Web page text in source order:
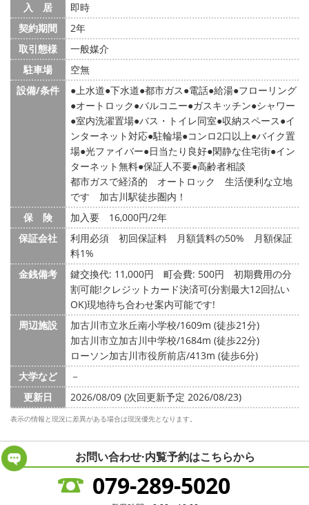
入 居
即時
契約期間
2年
取引態様
一般媒介
駐車場
空無
設備/条件
上水道 下水道 都市ガス 電話 給湯 フローリング
オートロック バルコニー ガスキッチン シャワー
室内洗濯置場 バス・トイレ同室 収納スペース イ
ンターネット対応 駐輪場 コンロ2口以上 バイク置
場 光ファイバー 日当たり良好 閑静な住宅街 イン
ターネット無料 保証人不要 高齢者相談
都市ガスで経済的 オートロック 生活便利な立地
です 加古川駅徒歩圏内！
保 険
加入要 16,000円/2年
保証会社
利用必須 初回保証料 月額賃料の50% 月額保証
料1%
金銭備考
鍵交換代: 11,000円 町会費: 500円
初期費用の分
割可能!クレジットカード決済可(分割最大12回払い
OK)現地待ち合わせ案内可能です!
周辺施設
加古川市立氷丘南小学校/1609m (徒歩21分)
加古川市立加古川中学校/1684m (徒歩22分)
ローソン加古川市役所前店/413m (徒歩6分)
大学など
－
更新日
2026/08/09 (次回更新予定 2026/08/23)
表示の情報と現況に差異がある場合は現況優先となります。
お問い合わせ·内覧予約はこちらから
079-289-5020